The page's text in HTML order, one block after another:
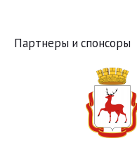
Партнеры и спонсоры